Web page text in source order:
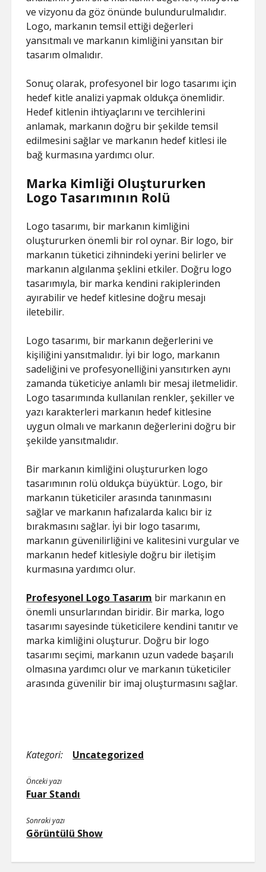
ve vizyonu da göz önünde bulundurulmalıdır.
Logo, markanın temsil ettiği değerleri
yansıtmalı ve markanın kimliğini yansıtan bir
tasarım olmalıdır.
Sonuç olarak, profesyonel bir logo tasarımı için
hedef kitle analizi yapmak oldukça önemlidir.
Hedef kitlenin ihtiyaçlarını ve tercihlerini
anlamak, markanın doğru bir şekilde temsil
edilmesini sağlar ve markanın hedef kitlesi ile
bağ kurmasına yardımcı olur.
Marka Kimliği Oluştururken
Logo Tasarımının Rolü
Logo tasarımı, bir markanın kimliğini
oluştururken önemli bir rol oynar. Bir logo, bir
markanın tüketici zihnindeki yerini belirler ve
markanın algılanma şeklini etkiler. Doğru logo
tasarımıyla, bir marka kendini rakiplerinden
ayırabilir ve hedef kitlesine doğru mesajı
iletebilir.
Logo tasarımı, bir markanın değerlerini ve
kişiliğini yansıtmalıdır. İyi bir logo, markanın
sadeliğini ve profesyonelliğini yansıtırken aynı
zamanda tüketiciye anlamlı bir mesaj iletmelidir.
Logo tasarımında kullanılan renkler, şekiller ve
yazı karakterleri markanın hedef kitlesine
uygun olmalı ve markanın değerlerini doğru bir
şekilde yansıtmalıdır.
Bir markanın kimliğini oluştururken logo
tasarımının rolü oldukça büyüktür. Logo, bir
markanın tüketiciler arasında tanınmasını
sağlar ve markanın hafızalarda kalıcı bir iz
bırakmasını sağlar. İyi bir logo tasarımı,
markanın güvenilirliğini ve kalitesini vurgular ve
markanın hedef kitlesiyle doğru bir iletişim
kurmasına yardımcı olur.
Profesyonel Logo Tasarım bir markanın en
önemli unsurlarından biridir. Bir marka, logo
tasarımı sayesinde tüketicilere kendini tanıtır ve
marka kimliğini oluşturur. Doğru bir logo
tasarımı seçimi, markanın uzun vadede başarılı
olmasına yardımcı olur ve markanın tüketiciler
arasında güvenilir bir imaj oluşturmasını sağlar.
Kategori: Uncategorized
Önceki yazı
Fuar Standı
Sonraki yazı
Görüntülü Show